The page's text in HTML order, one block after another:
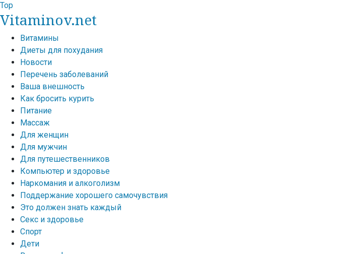
Top
Vitaminov.net
Витамины
Диеты для похудания
Новости
Перечень заболеваний
Ваша внешность
Как бросить курить
Питание
Массаж
Для женщин
Для мужчин
Для путешественников
Компьютер и здоровье
Наркомания и алкоголизм
Поддержание хорошего самочувствия
Это должен знать каждый
Секс и здоровье
Спорт
Дети